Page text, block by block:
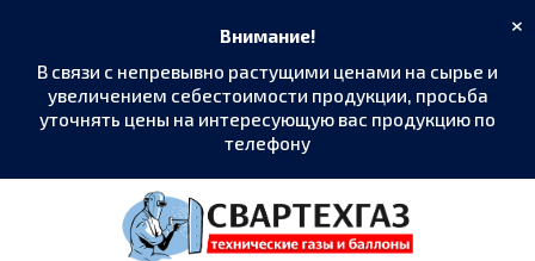
Внимание!
В связи с непревывно растущими ценами на сырье и
увеличением себестоимости продукции, просьба
уточнять цены на интересующую вас продукцию по
телефону
×
MAX
Написать в мессенджер ›